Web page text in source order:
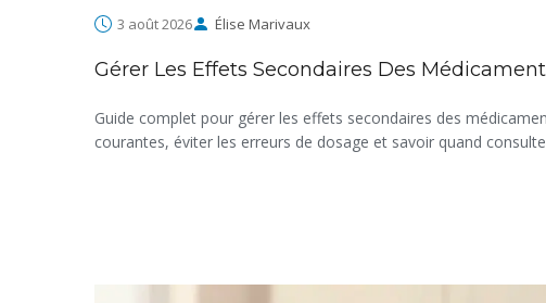
3 août 2026 Élise Marivaux
Gérer Les Effets Secondaires Des
Guide complet pour gérer les effets secondaires des
courantes, éviter les erreurs de dosage et savoir quand